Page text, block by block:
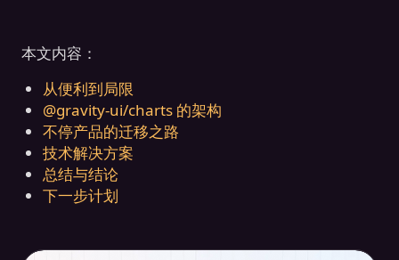
本文内容：
从便利到局限
@gravity‑ui/charts 的架构
不停产品的迁移之路
技术解决方案
总结与结论
下一步计划